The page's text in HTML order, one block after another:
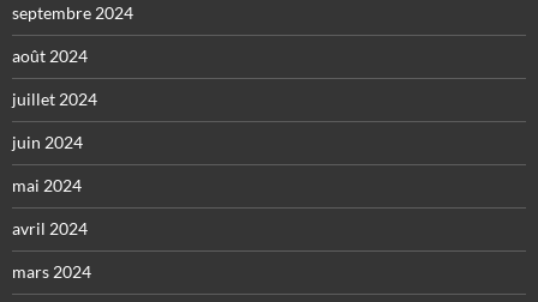
septembre 2024
août 2024
juillet 2024
juin 2024
mai 2024
avril 2024
mars 2024